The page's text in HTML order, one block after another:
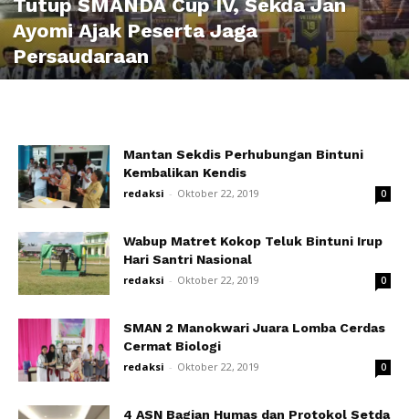
Tutup SMANDA Cup IV, Sekda Jan
Ayomi Ajak Peserta Jaga
Persaudaraan
Mantan Sekdis Perhubungan Bintuni
Kembalikan Kendis
redaksi - Oktober 22, 2019 0
Wabup Matret Kokop Teluk Bintuni Irup
Hari Santri Nasional
redaksi - Oktober 22, 2019 0
SMAN 2 Manokwari Juara Lomba Cerdas
Cermat Biologi
redaksi - Oktober 22, 2019 0
4 ASN Bagian Humas dan Protokol Setda